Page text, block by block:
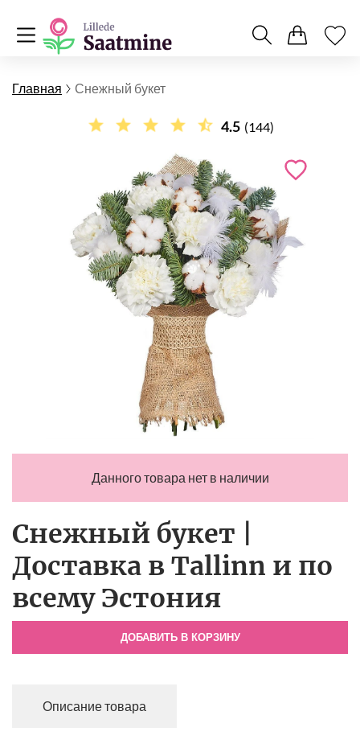
Главная Снежный букет
4.5 (144)
Данного товара нет в наличии
Снежный букет |
Доставка в Tallinn и по
всему Эстония
ДОБАВИТЬ В КОРЗИНУ
Описание товара